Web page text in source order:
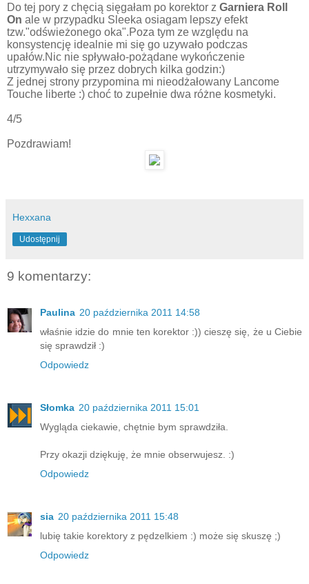
Do tej pory z chęcią sięgałam po korektor z Garniera Roll
On ale w przypadku Sleeka osiagam lepszy efekt
tzw."odświeżonego oka".Poza tym ze względu na
konsystencję idealnie mi się go uzywało podczas
upałów.Nic nie spływało-pożądane wykończenie
utrzymywało się przez dobrych kilka godzin:)
Z jednej strony przypomina mi nieodżałowany Lancome
Touche liberte :) choć to zupełnie dwa różne kosmetyki.
4/5
Pozdrawiam!
Hexxana
Udostępnij
9 komentarzy:
Paulina 20 października 2011 14:58
właśnie idzie do mnie ten korektor :)) cieszę się, że u Ciebie
się sprawdził :)
Odpowiedz
Słomka 20 października 2011 15:01
Wygląda ciekawie, chętnie bym sprawdziła.
Przy okazji dziękuję, że mnie obserwujesz. :)
Odpowiedz
sia 20 października 2011 15:48
lubię takie korektory z pędzelkiem :) może się skuszę ;)
Odpowiedz